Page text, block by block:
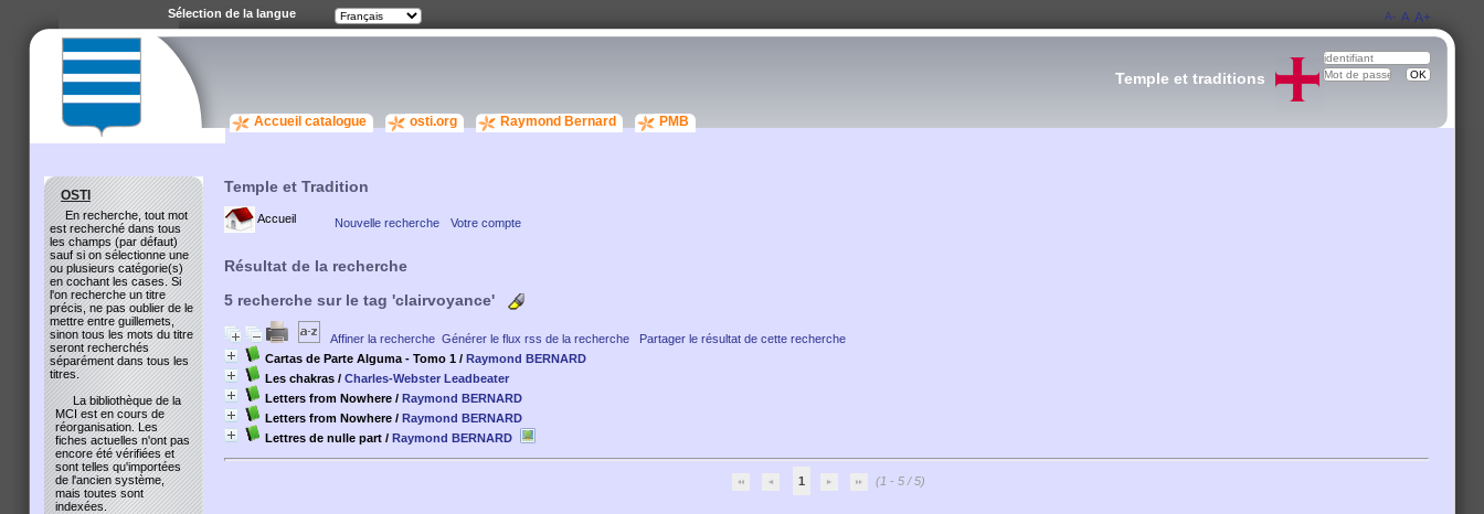
Temple et Tradition
Accueil
Accueil catalogue osti.org Raymond Bernard PMB
Temple et traditions
Nouvelle recherche Votre compte
Résultat de la recherche
5 recherche sur le tag 'clairvoyance'
Affiner la recherche Générer le flux rss de la recherche
Partager le résultat de cette recherche
Cartas de Parte Alguma - Tomo 1 / Raymond BERNARD
Les chakras / Charles-Webster Leadbeater
Letters from Nowhere / Raymond BERNARD
Letters from Nowhere / Raymond BERNARD
Lettres de nulle part / Raymond BERNARD
1 (1 - 5 / 5)
OSTI
En recherche, tout mot
est recherché dans tous
les champs (par défaut)
sauf si on sélectionne une
ou plusieurs catégorie(s)
en cochant les cases. Si
l'on recherche un titre
précis, ne pas oublier de le
mettre entre guillemets,
sinon tous les mots du titre
seront recherchés
séparément dans tous les
titres.
La bibliothèque de la
MCI est en cours de
réorganisation. Les
fiches actuelles n'ont pas
encore été vérifiées et
sont telles qu'importées
de l'ancien système,
mais toutes sont
indexées.
A- A A+
Sélection de la langue